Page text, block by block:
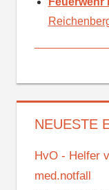
NEUESTE
HvO - Helfer
med.notfall